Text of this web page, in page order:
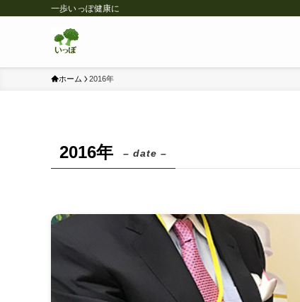
一歩いっぽ健康に
ホーム 2016年
2016年 – date –